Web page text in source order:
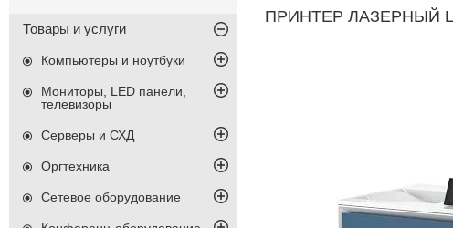
ПРИНТЕР ЛАЗЕРНЫЙ
Товары и услуги
Компьютеры и ноутбуки
Мониторы, LED панели,
телевизоры
Серверы и СХД
Оргтехника
Сетевое оборудование